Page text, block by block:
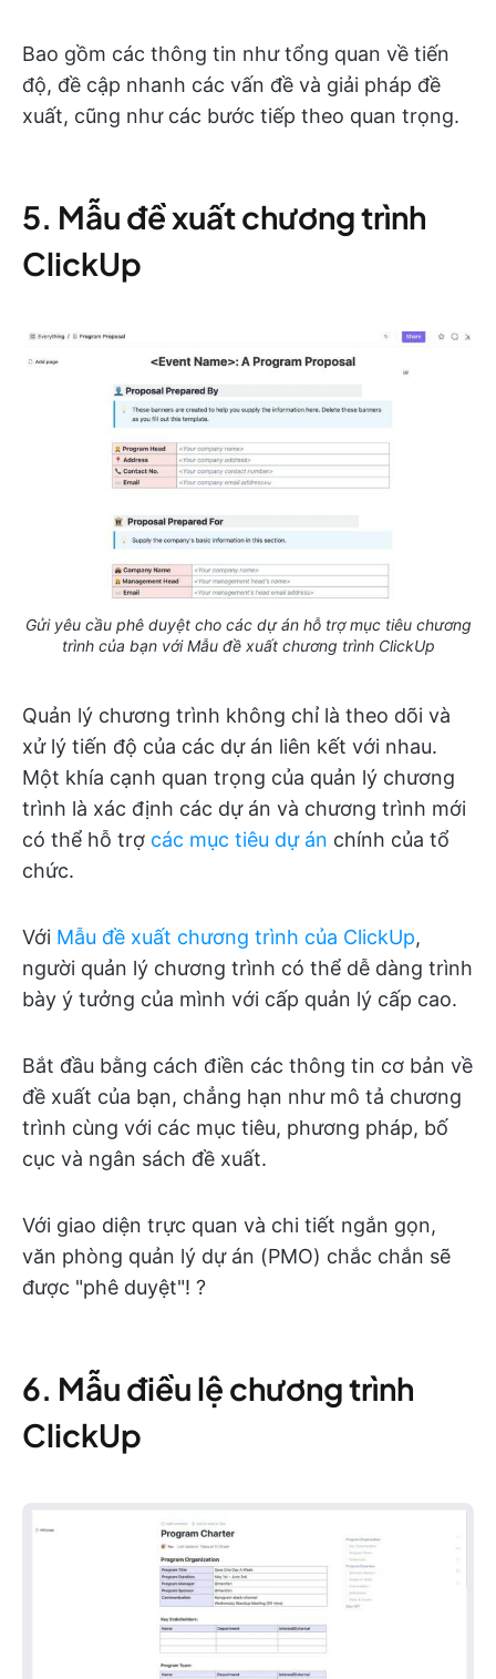
Bao gồm các thông tin như tổng quan về tiến
độ, đề cập nhanh các vấn đề và giải pháp đề
xuất, cũng như các bước tiếp theo quan trọng.
5. Mẫu đề xuất chương trình
ClickUp
Gửi yêu cầu phê duyệt cho các dự án hỗ trợ mục tiêu chương
trình của bạn với Mẫu đề xuất chương trình ClickUp
Quản lý chương trình không chỉ là theo dõi và
xử lý tiến độ của các dự án liên kết với nhau.
Một khía cạnh quan trọng của quản lý chương
trình là xác định các dự án và chương trình mới
có thể hỗ trợ các mục tiêu dự án chính của tổ
chức.
Với Mẫu đề xuất chương trình của ClickUp,
người quản lý chương trình có thể dễ dàng trình
bày ý tưởng của mình với cấp quản lý cấp cao.
Bắt đầu bằng cách điền các thông tin cơ bản về
đề xuất của bạn, chẳng hạn như mô tả chương
trình cùng với các mục tiêu, phương pháp, bố
cục và ngân sách đề xuất.
Với giao diện trực quan và chi tiết ngắn gọn,
văn phòng quản lý dự án (PMO) chắc chắn sẽ
được "phê duyệt"! ?
6. Mẫu điều lệ chương trình
ClickUp